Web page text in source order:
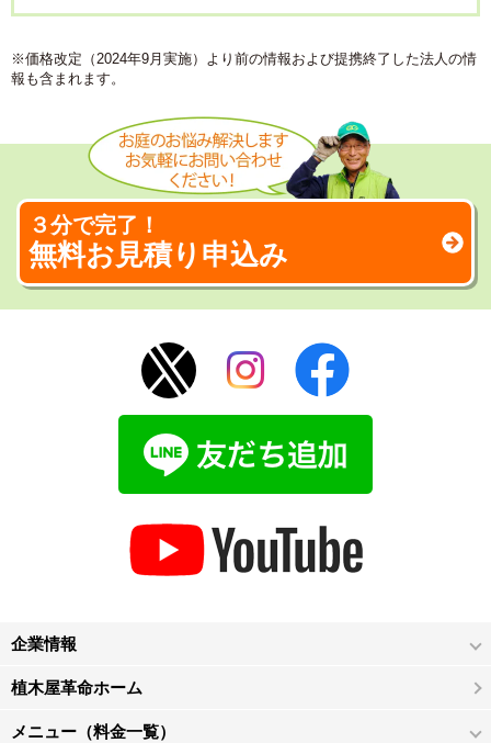
※価格改定（2024年9月実施）より前の情報および提携終了した法人の情
報も含まれます。
３分で完了！
無料お見積り申込み
企業情報
植木屋革命ホーム
メニュー（料金一覧）